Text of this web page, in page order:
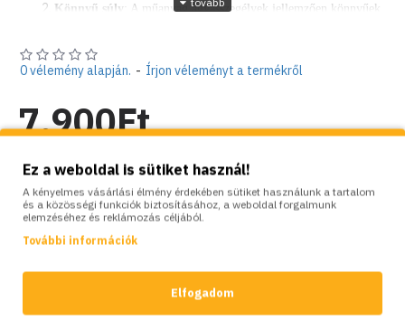
Könnyű súly : A műanyag ágyásszegélyek jellemzően könnyűek,
speciális szerszámokat használni a telepítéshez, és nem kell
betonba ágyazni őket.
szélesítését, vagy éppen szűkítését.
Könnyen tisztítható: A műanyag ágyásszegélyek könnyen
tisztíthatók, csak egy nedves ronggyal kell áttörölni őket, így az
idő múlásával sem fognak elveszíteni a funkciójukból és a
megjelenésükből.
Széles választék: A műanyag ágyásszegélyek különböző
méretekben, színekben és mintákban elérhetők, így könnyen
illő opciót.
: A műanyag ágyásszegélyek általában olcsóbbak,
mint más anyagokból készült ágyásszegélyek, így pénzt
Készlet: Raktáron
Brand: Bradas
Model: BD-OBPBR06150
0 vélemény alapján. - Írjon véleményt a termékről
7,900Ft
Ez a weboldal is sütiket használ!
A kényelmes vásárlási élmény érdekében sütiket használunk a tartalom
és a közösségi funkciók biztosításához, a weboldal forgalmunk
elemzéséhez és reklámozás céljából.
További információk
Elfogadom